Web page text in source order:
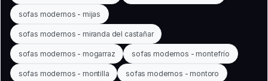
sofas modernos - mijas
sofas modernos - miranda del castañar
sofas modernos - mogarraz sofas modernos - montefrío
sofas modernos - montilla sofas modernos - montoro